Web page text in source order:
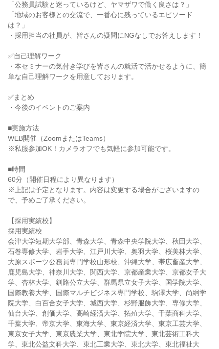
「公務員試験と迷っているけど、ヤマザワで働く良さは？」
「地域のお客様との交流で、一番心に残っているエピソード
は？」
・採用担当の社員が、皆さんの疑問にNGなしでお答えします！
✅自己理解ワーク
・本セミナーの気付き学びを皆さんの就活で活かせるように、簡
単な自己理解ワークを用意しております。
✅まとめ
・今後のイベントのご案内
■実施方法
WEB開催（ZoomまたはTeams）
※私服参加OK！カメラオフでも気軽に参加可能です。
■時間
60分（開催日程により異なります）
※上記は予定となります。内容は変更する場合がございますの
で、予めご了承ください。
【採用実績校】
採用実績校
会津大学短期大学部、青森大学、青森中央学院大学、秋田大学、
石巻専修大学、岩手大学、江戸川大学、奥羽大学、桜美林大学、
大原スポーツ公務員専門学校山形校、沖縄大学、帯広畜産大学、
鹿児島大学、神奈川大学、関西大学、京都産業大学、京都女子大
学、杏林大学、釧路公立大学、群馬県立女子大学、国学院大学、
国際教養大学、国際マルチビジネス専門学校、駒澤大学、尚絅学
院大学、白百合女子大学、城西大学、杉野服飾大学、専修大学、
仙台大学、創価大学、高崎経済大学、拓殖大学、千葉商科大学、
千葉大学、帝京大学、東海大学、東京経済大学、東京工芸大学、
東京女子大学、東京農業大学、東北学院大学、東北芸術工科大
学、東北公益文科大学、東北工業大学、東北大学、東北福祉大